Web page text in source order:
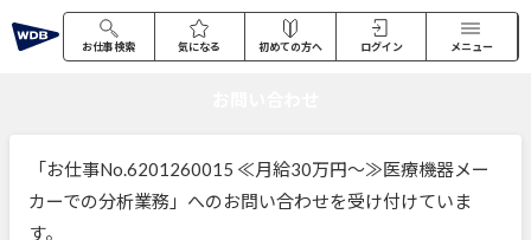
お仕事検索 気になる 初めての方へ ログイン メニュー
「お仕事No.6201260015 ≪月給30万円～≫医療機器メー
カーでの分析業務」へのお問い合わせを受け付けていま
す。